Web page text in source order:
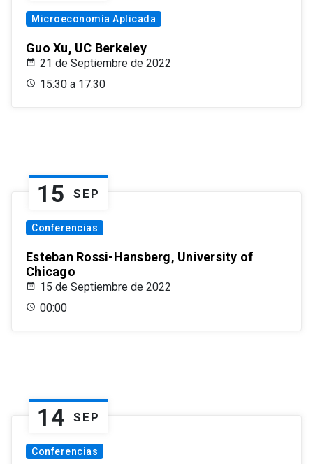
Microeconomía Aplicada
Guo Xu, UC Berkeley
21 de Septiembre de 2022
15:30 a 17:30
15 SEP
Conferencias
Esteban Rossi-Hansberg, University of
Chicago
15 de Septiembre de 2022
00:00
14 SEP
Conferencias